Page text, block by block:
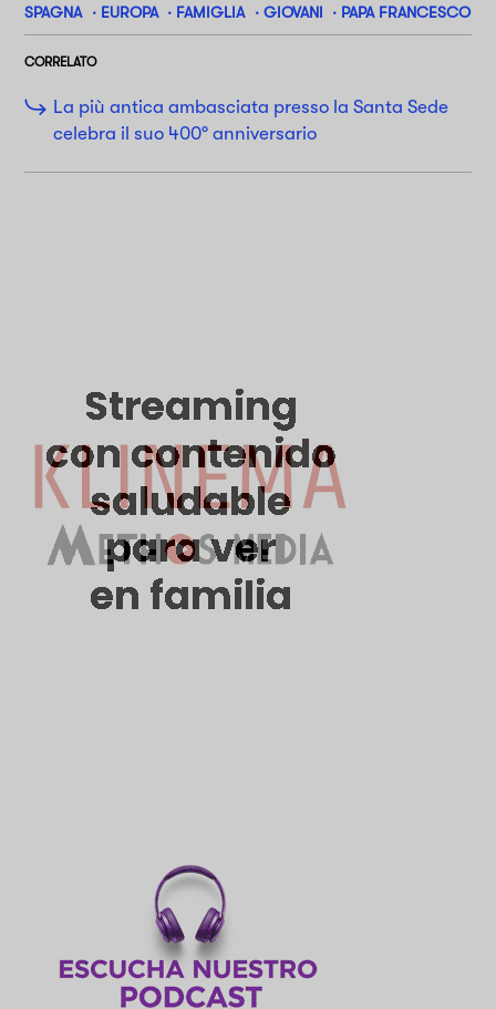
SPAGNA EUROPA FAMIGLIA GIOVANI PAPA FRANCESCO
CORRELATO
La più antica ambasciata presso la Santa Sede
celebra il suo 400° anniversario